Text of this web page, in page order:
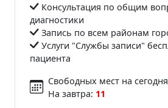
Консультация по общим
диагностики
Запись по всем районам
Услуги "Службы записи"
пациента
Свободных мест на
На завтра: 11